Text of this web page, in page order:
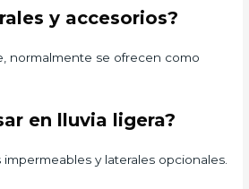
y accesorios?
normalmente se ofrecen como
en lluvia ligera?
impermeables y laterales opcionales.